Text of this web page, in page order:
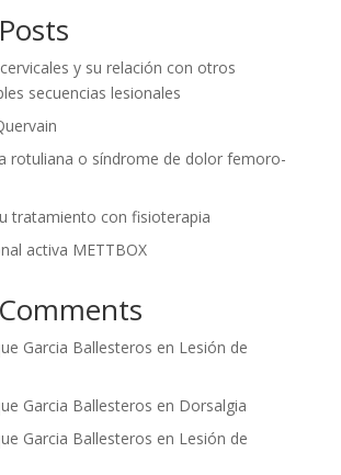
y su relación con otros
secuencias lesionales
rotuliana o síndrome de dolor femoro-
tratamiento con fisioterapia
activa METTBOX
Garcia Ballesteros en Lesión de
Garcia Ballesteros en Dorsalgia
Garcia Ballesteros en Lesión de